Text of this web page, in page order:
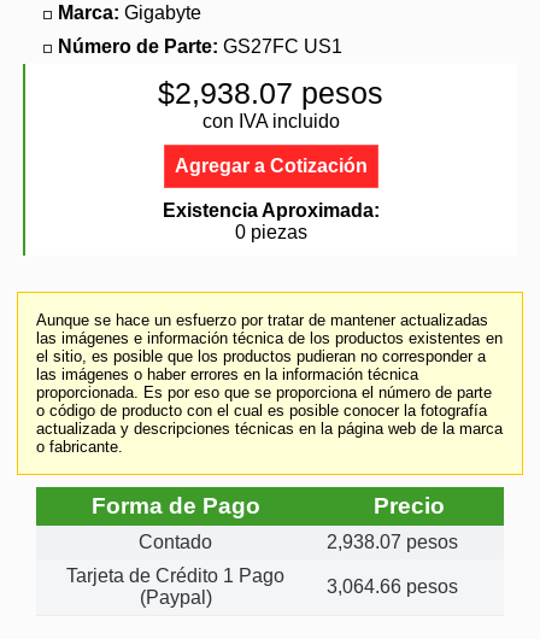
Marca: Gigabyte
Número de Parte: GS27FC US1
$2,938.07 pesos
con IVA incluido
Agregar a Cotización
Existencia Aproximada:
0 piezas
Aunque se hace un esfuerzo por tratar de mantener actualizadas
las imágenes e información técnica de los productos existentes en
el sitio, es posible que los productos pudieran no corresponder a
las imágenes o haber errores en la información técnica
proporcionada. Es por eso que se proporciona el número de parte
o código de producto con el cual es posible conocer la fotografía
actualizada y descripciones técnicas en la página web de la marca
o fabricante.
Forma de Pago Precio
Contado
2,938.07 pesos
Tarjeta de Crédito 1 Pago
(Paypal)
3,064.66 pesos